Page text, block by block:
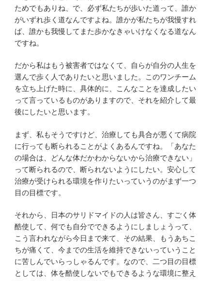
ためでもありね、で、必ず私たちが歩いた道って、誰か
がいずれ歩く道なんですよね。誰かが私たちが我慢すれ
ば、誰かも我慢してまた歩かなきゃいけなくなる道なん
ですね。
だから私はもう被害者ではなくて、自らが自分の人生を
選んで歩く人でありたいと思いました。このワンチーム
を立ち上げた時に、具体的に、こんなことを達成したい
って言っているものがありますので、それを紹介して最
後にしたいと思います。
まず、私もそうですけど、治療しても具合が悪くて病院
に行っても断られることがよくあるんですね。「あなた
の場合は、どんな体だかわからないから治療できない」
って断られるので、断られないようにしたい。安心して
治療が受けられる環境を作りたいっていうのがまず一つ
目の目標です。
それから、日本のサリドマイドの人は皆さん、すごく体
酷使して、何でも自分でできるようにしましょうって、
こう言われながら今日まで来て、その結果、もうあちこ
ちが痛くて、今までの生活を維持できないっていうこと
に苦しんでいらっしゃるんです。なので、二つ目の目標
としては、体を酷使しないでもできるような環境に整え